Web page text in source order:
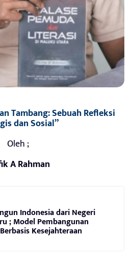
Tambang: Sebuah Refleksi
dan Sosial”
Oleh ;
A Rahman
Indonesia dari Negeri
; Model Pembangunan
Kesejahteraan